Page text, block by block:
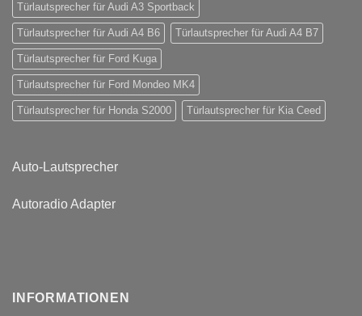
Türlautsprecher für Audi A3 Sportback
Türlautsprecher für Audi A4 B6 Türlautsprecher für Audi A4 B7
Türlautsprecher für Ford Kuga
Türlautsprecher für Ford Mondeo MK4
Türlautsprecher für Honda S2000 Türlautsprecher für Kia Ceed
Auto-Lautsprecher
Autoradio Adapter
INFORMATIONEN